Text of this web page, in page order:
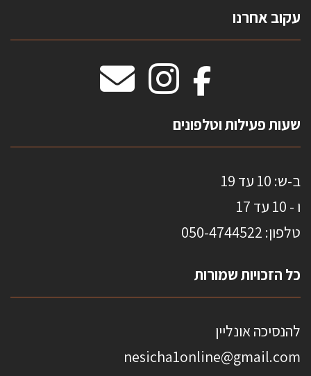
טפטים משולשים
וילונות חסיני אש
מדבקות אנטי סאן
עקוב אחרנו
שעות פעילות וטלפונים
ב-ש: 10 עד 19
ו - 10 עד 17
טלפון: 0 50-4744522
כל הזכויות שמורות
להנסיכה אונליין
nesicha1online@gmail.com